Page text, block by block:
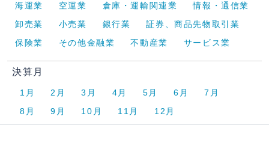
海運業
空運業 倉庫・運輸関連業
情報・通信業
卸売業
小売業 銀行業
証券、商品先物取引業
保険業
その他金融業 不動産業 サービス業
決算月
1月 2月 3月 4月 5月 6月
7月
8月
9月 10月 11月 12月